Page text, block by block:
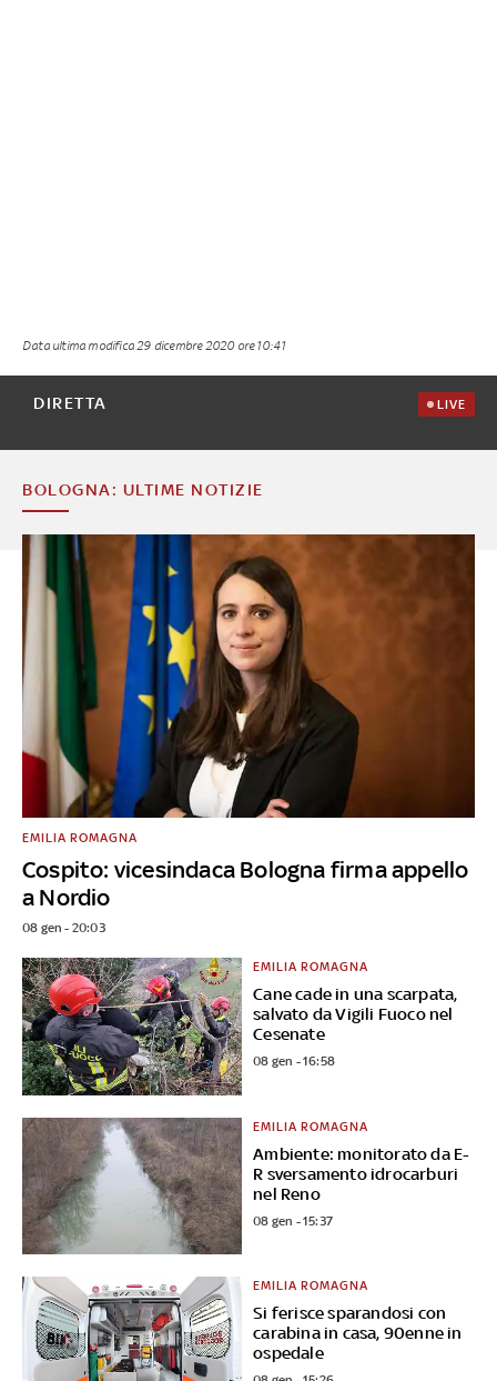
Data ultima modifica 29 dicembre 2020 ore 10:41
DIRETTA LIVE
BOLOGNA: ULTIME NOTIZIE
Cospito: vicesindaca Bologna firma appello
a Nordio
EMILIA ROMAGNA
08 gen - 20:03
Cane cade in una scarpata,
salvato da Vigili Fuoco nel
Cesenate
EMILIA ROMAGNA
08 gen - 16:58
Ambiente: monitorato da E-
R sversamento idrocarburi
nel Reno
EMILIA ROMAGNA
08 gen - 15:37
Si ferisce sparandosi con
carabina in casa, 90enne in
ospedale
EMILIA ROMAGNA